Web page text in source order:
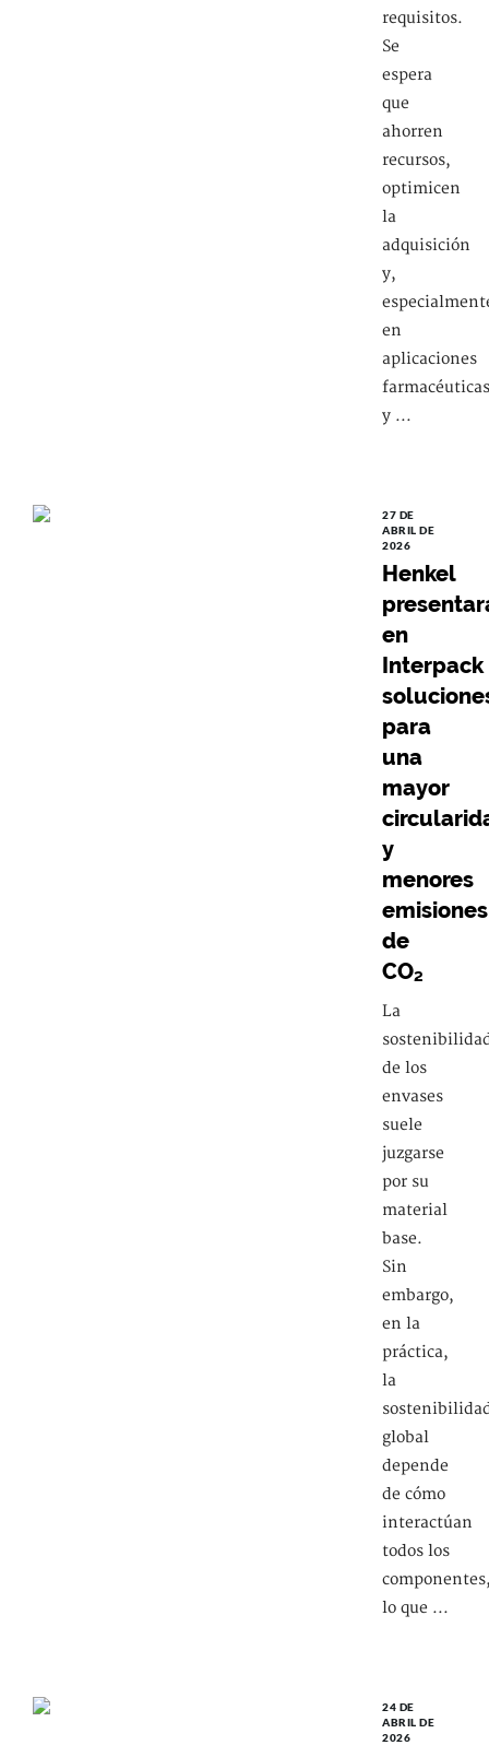
requisitos.
Se
espera
que
ahorren
recursos,
optimicen
la
adquisición
y,
en
aplicaciones
farmacéuticas
y ...
27 DE
ABRIL DE
2026
Henkel
en
Interpack
para
una
mayor
y
menores
emisiones
de
CO₂
La
de los
envases
suele
juzgarse
por su
material
base.
Sin
embargo,
en la
práctica,
la
global
depende
de cómo
interactúan
todos los
lo que ...
24 DE
ABRIL DE
2026